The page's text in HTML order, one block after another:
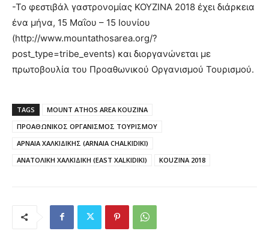
-Το φεστιβάλ γαστρονομίας KOYZINA 2018 έχει διάρκεια
ένα μήνα, 15 Μαΐου – 15 Ιουνίου
(http://www.mountathosarea.org/?
post_type=tribe_events) και διοργανώνεται με
πρωτοβουλία του Προαθωνικού Οργανισμού Τουρισμού.
TAGS
MOUNT ATHOS AREA KOUZINA
ΠΡΟΑΘΩΝΙΚΟΣ ΟΡΓΑΝΙΣΜΟΣ ΤΟΥΡΙΣΜΟΥ
ΑΡΝΑΙΑ ΧΑΛΚΙΔΙΚΗΣ (ARNAIA CHALKIDIKI)
ΑΝΑΤΟΛΙΚΗ ΧΑΛΚΙΔΙΚΗ (EAST XALKIDIKI)
KOUZINA 2018